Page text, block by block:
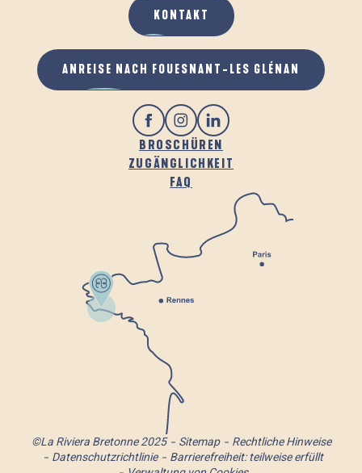
GASTRONOMIE
BROSCHÜREN
ZUGÄNGLICHKEIT
FAQ
KONTAKT
ANREISE NACH FOUESNANT-LES GLÉNAN
©La Riviera Bretonne 2025 Sitemap
Rechtliche Hinweise
Datenschutzrichtlinie
Barrierefreiheit: teilweise erfüllt